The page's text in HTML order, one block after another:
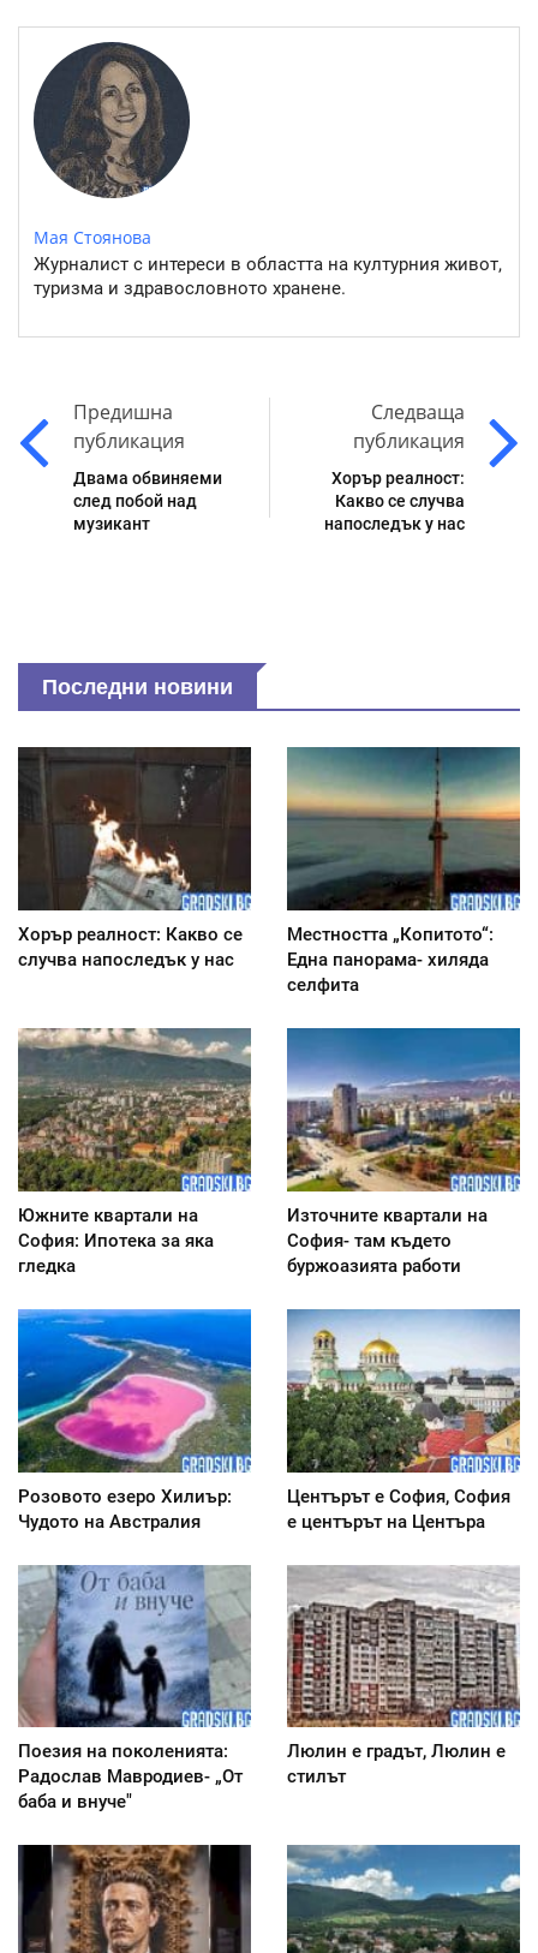
Мая Стоянова
Журналист с интереси в областта на културния живот,
туризма и здравословното хранене.
Предишна
публикация
Двама обвиняеми
след побой над
музикант
Следваща
публикация
Хорър реалност:
Какво се случва
напоследък у нас
Последни новини
Хорър реалност: Какво се
случва напоследък у нас
Местността „Копитото“:
Една панорама- хиляда
селфита
Южните квартали на
София: Ипотека за яка
гледка
Източните квартали на
София- там където
буржоазията работи
Розовото езеро Хилиър:
Чудото на Австралия
Центърът е София, София
е центърът на Центъра
Поезия на поколенията:
Радослав Мавродиев- „От
баба и внуче"
Люлин е градът, Люлин е
стилът